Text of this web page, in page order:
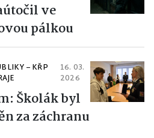
ve
pálkou
– KŘP
16. 03.
2026
Školák byl
za záchranu